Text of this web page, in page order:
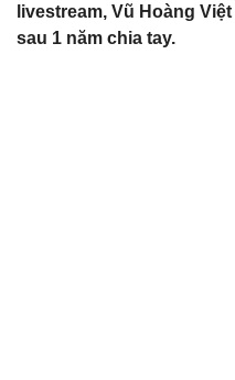
livestream, Vũ Hoàng
sau 1 năm chia tay.